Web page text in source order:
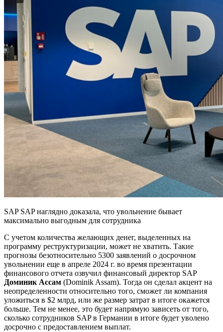
SAP SAP наглядно доказала, что увольнение бывает
максимально выгодным для сотрудника
С учетом количества желающих денег, выделенных на
программу реструктуризации, может не хватить. Такие
прогнозы безотносительно 5300 заявлений о досрочном
увольнении еще в апреле 2024 г. во время презентации
финансового отчета озвучил финансовый директор SAP
Доминик Ассам (Dominik Assam). Тогда он сделал акцент на
неопределенности относительно того, сможет ли компания
уложиться в $2 млрд, или же размер затрат в итоге окажется
больше. Тем не менее, это будет напрямую зависеть от того,
сколько сотрудников SAP в Германии в итоге будет уволено
досрочно с предоставлением выплат.